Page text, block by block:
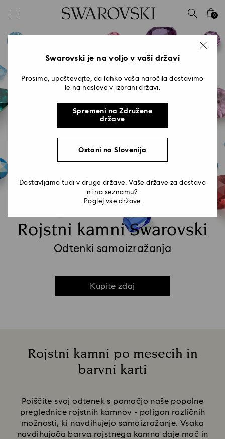
Seznam tipk za dostop 0
Rojstni kamni Swarovski
Odtenki samoizražanja
Kupite zdaj
Rojstni kamni po mesecih in
barvni karti
Poiščite svoj odtenek s pomočjo naše popolne
preglednice rojstnih kamnov - poligon različnih
možnosti, ki navdihujejo samoizražanje. Vsaka
navdihujoča barva rojstnega kamna daje moč in
Swarovski je na voljo v vaši državi
Prosimo, upoštevajte, da lahko vaša naročila dostavimo
le na naslove v izbrani državi.
Spremeni na Združene
države
Ostani na Slovenija
Dostavljamo tudi v druge države. Vaše države za dostavo
ni na seznamu?
Poglej vse države